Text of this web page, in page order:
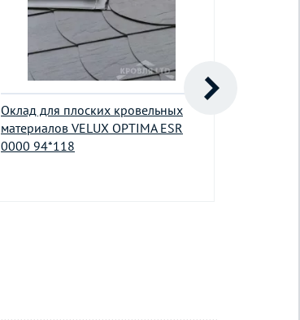
Оклад для плоских кровельных
материалов VELUX OPTIMA ESR
0000 94*118